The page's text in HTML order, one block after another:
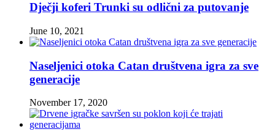
Dječji koferi Trunki su odlični za putovanje
June 10, 2021
Naseljenici otoka Catan društvena igra za sve
generacije
November 17, 2020